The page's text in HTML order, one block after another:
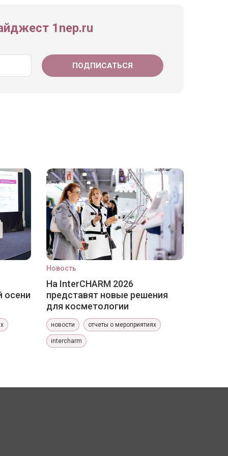
1nep.ru
осени
Новость
На InterCHARM 2026
представят новые решения
для косметологии
новости отчеты о мероприятиях
intercharm